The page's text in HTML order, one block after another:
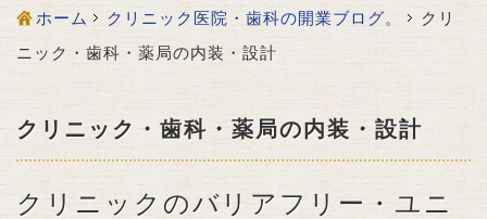
ホーム クリニック医院・歯科の開業ブログ。
クリ
ニック・歯科・薬局の内装・設計
クリニック・歯科・薬局の内装・設計
クリニックのバリアフリー・ユニ